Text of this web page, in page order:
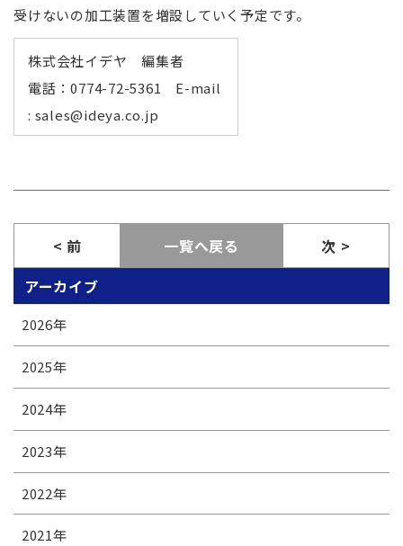
受けないの加工装置を増設していく予定です。
株式会社イデヤ 編集者
電話：0774-72-5361 E-mail
: sales@ideya.co.jp
< 前 一覧へ戻る
次 >
アーカイブ
2026年
2025年
2024年
2023年
2022年
2021年